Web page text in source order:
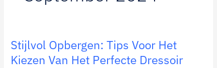
Stijlvol Opbergen: Tips Voor Het
Kiezen Van Het Perfecte Dressoir
Stijlvol
opbergen:
tips